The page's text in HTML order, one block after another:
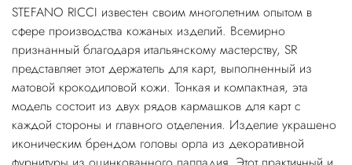
STEFANO RICCI известен своим многолетним опытом в
сфере производства кожаных изделий. Всемирно
признанный благодаря итальянскому мастерству, SR
представляет этот держатель для карт, выполненный из
матовой крокодиловой кожи. Тонкая и компактная, эта
модель состоит из двух рядов кармашков для карт с
каждой стороны и главного отделения. Изделие украшено
иконическим брендом головы орла из декоративной